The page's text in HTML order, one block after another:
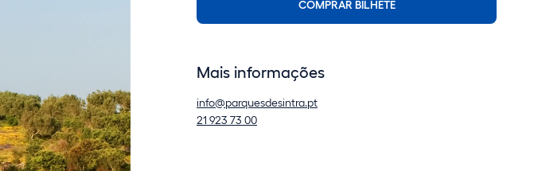
COMPRAR BILHETE
Mais informações
info@parquesdesintra.pt
21 923 73 00